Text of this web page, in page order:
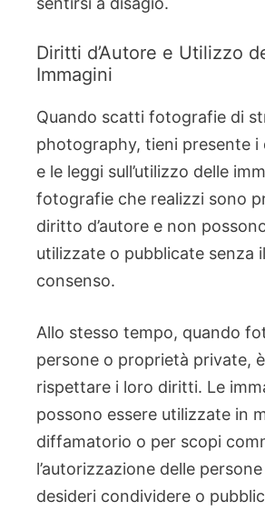
Diritti d’Autore e Utilizzo
Immagini
Quando scatti fotografie di
photography, tieni presente i
e le leggi sull’utilizzo delle
fotografie che realizzi sono
diritto d’autore e non
utilizzate o pubblicate senza
consenso.
Allo stesso tempo, quando
persone o proprietà private,
rispettare i loro diritti. Le
possono essere utilizzate in
diffamatorio o per scopi
l’autorizzazione delle
desideri condividere o